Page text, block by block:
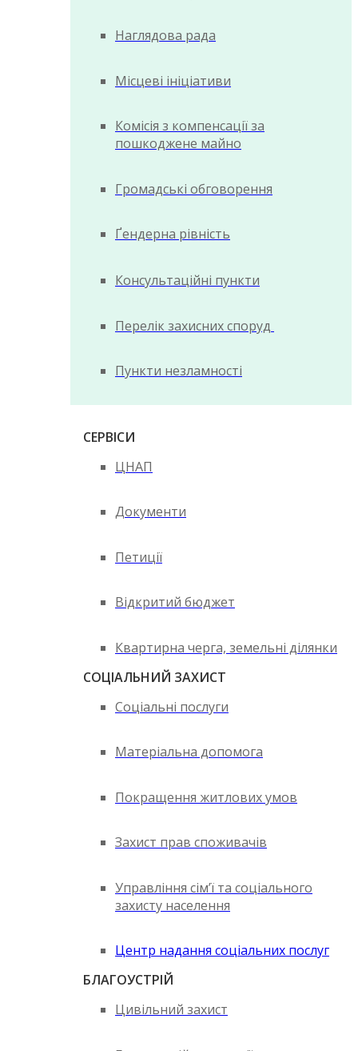
Наглядова рада
Місцеві ініціативи
Комісія з компенсації за
пошкоджене майно
Громадські обговорення
Ґендерна рівність
Консультаційні пункти
Перелік захисних споруд
Пункти незламності
СЕРВІСИ
ЦНАП
Документи
Петиції
Відкритий бюджет
Квартирна черга, земельні ділянки
СОЦІАЛЬНИЙ ЗАХИСТ
Соціальні послуги
Матеріальна допомога
Покращення житлових умов
Захист прав споживачів
Управління сім’ї та соціального
захисту населення
Центр надання соціальних послуг
БЛАГОУСТРІЙ
Цивільний захист